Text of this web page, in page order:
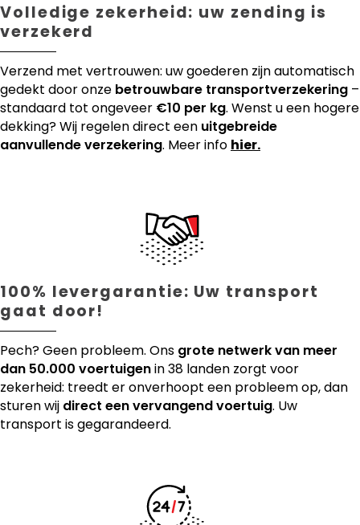
Volledige zekerheid: uw zending is
verzekerd
Verzend met vertrouwen: uw goederen zijn automatisch
gedekt door onze betrouwbare transportverzekering –
standaard tot ongeveer €10 per kg. Wenst u een hogere
dekking? Wij regelen direct een uitgebreide
aanvullende verzekering. Meer info hier.
100% levergarantie: Uw transport
gaat door!
Pech? Geen probleem. Ons grote netwerk van meer
dan 50.000 voertuigenin 38 landen zorgt voor
zekerheid: treedt er onverhoopt een probleem op, dan
sturen wij direct een vervangend voertuig. Uw
transport is gegarandeerd.